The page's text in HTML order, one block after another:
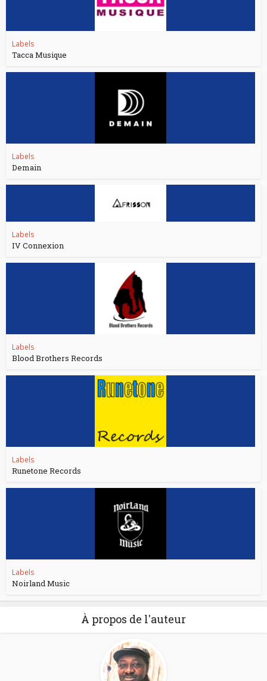
Labels
Tacca Musique
Labels
Demain
Labels
IV Connexion
Labels
Blood Brothers Records
Labels
Runetone Records
Labels
Noirland Music
À propos de l'auteur